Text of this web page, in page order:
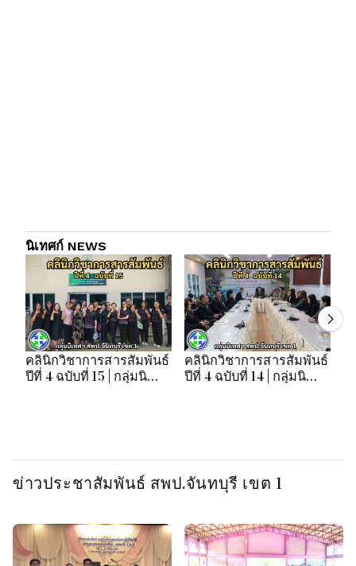
นิเทศก์ NEWS
คลินิกวิชาการสารสัมพันธ์
ปีที่ 4 ฉบับที่ 15 | กลุ่มนิ
คลินิกวิชาการสารสัมพันธ์
ปีที่ 4 ฉบับที่ 14 | กลุ่มนิ
ข่าวประชาสัมพันธ์ สพป.จันทบุรี เขต 1